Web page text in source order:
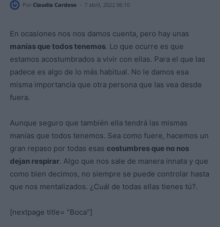
Por Claudia Cardoso - 7 abril, 2022 06:10
En ocasiones nos nos damos cuenta, pero hay unas
manías que todos tenemos. Lo que ocurre es que
estamos acostumbrados a vivir con ellas. Para el que las
padece es algo de lo más habitual. No le damos esa
misma importancia que otra persona que las vea desde
fuera.
Aunque seguro que también ella tendrá las mismas
manías que todos tenemos. Sea como fuere, hacemos un
gran repaso por todas esas costumbres que no nos
dejan respirar. Algo que nos sale de manera innata y que
como bien decimos, no siempre se puede controlar hasta
que nos mentalizados. ¿Cuál de todas ellas tienes tú?.
[nextpage title= "Boca"]